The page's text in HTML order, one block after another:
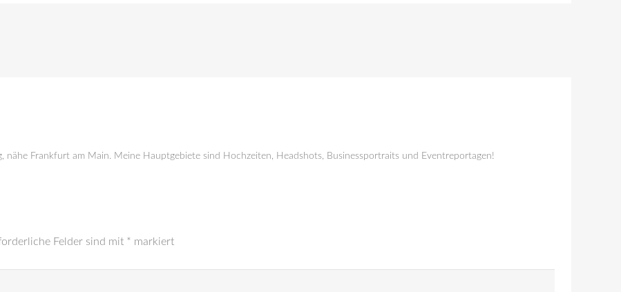
nähe Frankfurt am Main. Meine Hauptgebiete sind Hochzeiten, Headshots, Businessportraits und Eventreportagen!
Felder sind mit * markiert